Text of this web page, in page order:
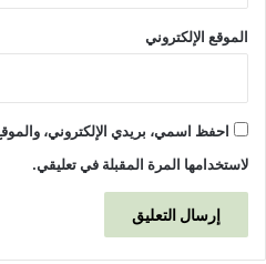
الموقع الإلكتروني
احفظ اسمي، بريدي الإلكتروني،
لاستخدامها المرة المقبلة في تعليقي.